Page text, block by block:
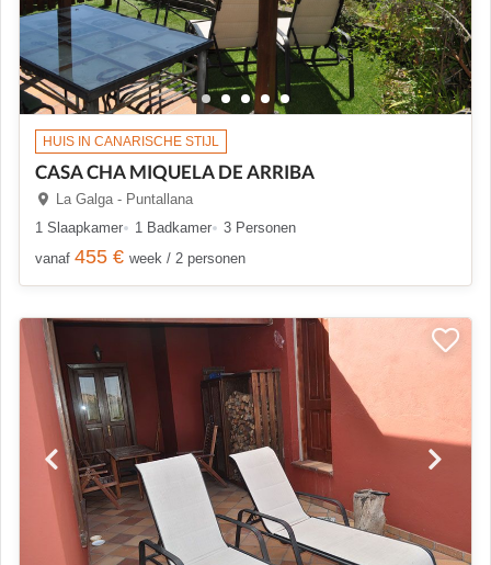
HUIS IN CANARISCHE STIJL
CASA CHA MIQUELA DE ARRIBA
La Galga - Puntallana
1 Slaapkamer
1 Badkamer
3 Personen
vanaf 455 € week / 2 personen